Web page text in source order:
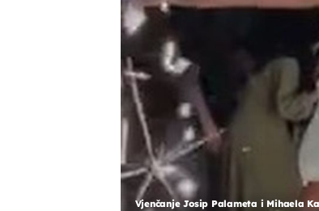
Vjenčanje Josip Palameta i Mihaela